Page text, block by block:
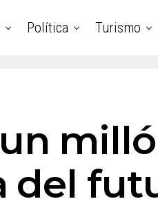
Política Turismo
del